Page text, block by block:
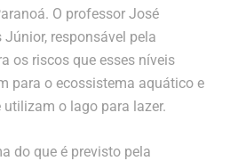
O professor José
responsável pela
os riscos que esses níveis
para o ecossistema aquático e
utilizam o lago para lazer.
do que é previsto pela